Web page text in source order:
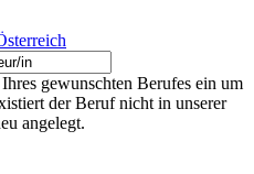
gewunschten Berufes ein um
der Beruf nicht in unserer
angelegt.